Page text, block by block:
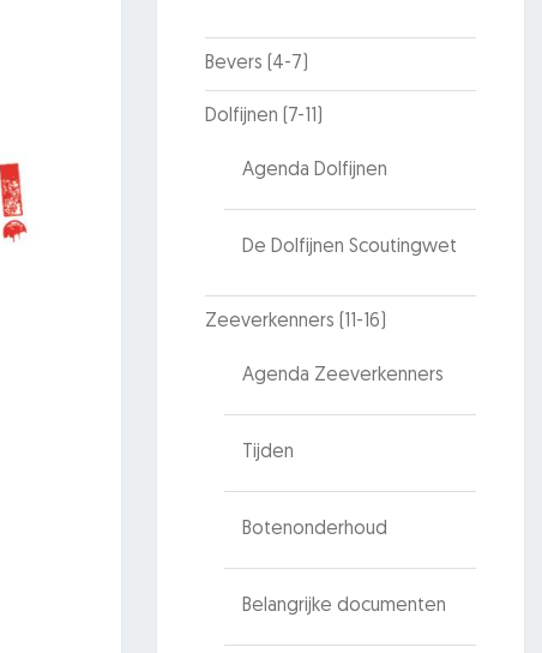
Bevers (4-7)
Dolfijnen (7-11)
Agenda Dolfijnen
De Dolfijnen Scoutingwet
Zeeverkenners (11-16)
Agenda Zeeverkenners
Tijden
Botenonderhoud
Belangrijke documenten